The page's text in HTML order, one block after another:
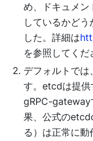
め、ドキュメ
しているかど
した。詳細は
を参照してくだ
デフォルトで
す。etcdは提供
gRPC-gateway
果、公式の
る）は正常に